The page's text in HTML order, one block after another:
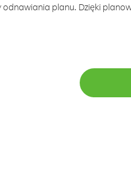
planu. Dzięki